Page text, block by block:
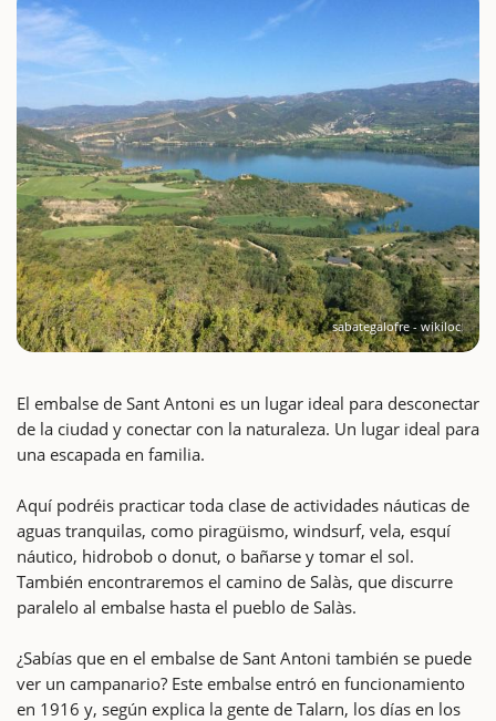
sabategalofre - wikiloc
El embalse de Sant Antoni es un lugar ideal para desconectar
de la ciudad y conectar con la naturaleza. Un lugar ideal para
una escapada en familia.
Aquí podréis practicar toda clase de actividades náuticas de
aguas tranquilas, como piragüismo, windsurf, vela, esquí
náutico, hidrobob o donut, o bañarse y tomar el sol.
También encontraremos el camino de Salàs, que discurre
paralelo al embalse hasta el pueblo de Salàs.
¿Sabías que en el embalse de Sant Antoni también se puede
ver un campanario? Este embalse entró en funcionamiento
en 1916 y, según explica la gente de Talarn, los días en los